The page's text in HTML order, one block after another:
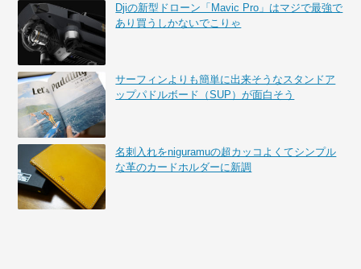
Djiの新型ドローン「Mavic Pro」はマジで最強で
あり買うしかないでこりゃ
サーフィンよりも簡単に出来そうなスタンドア
ップパドルボード（SUP）が面白そう
名刺入れをniguramuの超カッコよくてシンプル
な革のカードホルダーに新調